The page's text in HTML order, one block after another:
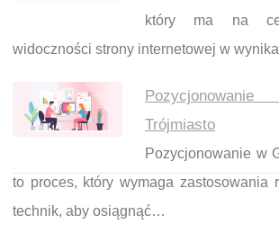
który ma na
widoczności strony internetowej w
Trójmiasto
Pozycjonowanie w
to proces, który wymaga zastosowania
technik, aby osiągnąć…
Nawigacja wpisu